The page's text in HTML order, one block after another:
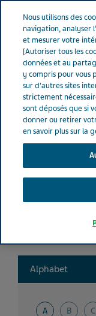
France Nos
Liste de
Search
Filtres clairs
Alphabet
A B C
Nous utilisons des
navigation, analyser
et mesurer votre
[Autoriser tous les
données et au
y compris pour vous
sur d'autres sites
strictement
sont déposés que si
donner ou retirer
en savoir plus sur la